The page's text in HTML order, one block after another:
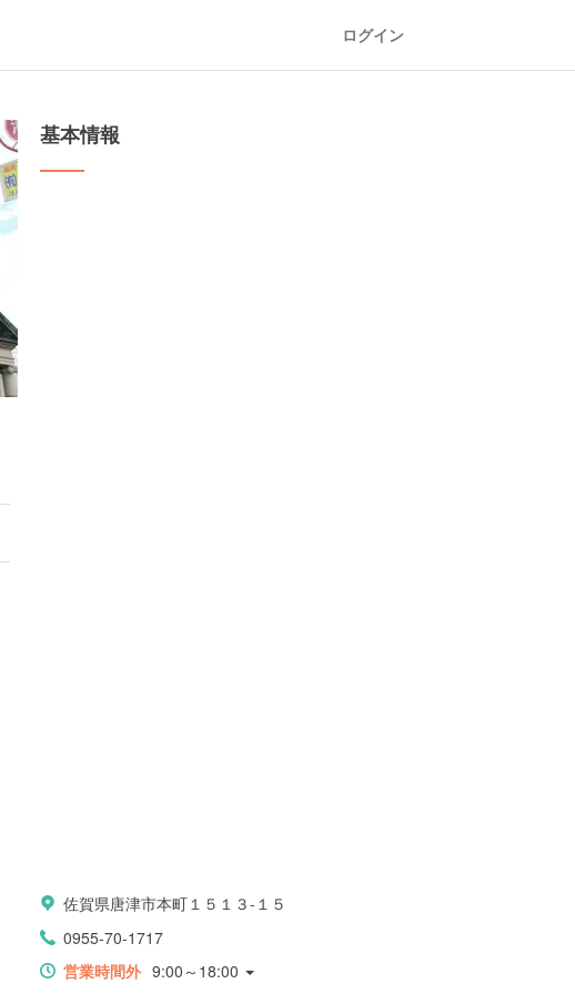
ログイン
基本情報
佐賀県唐津市本町１５１３-１５
0955-70-1717
営業時間外 9:00～18:00